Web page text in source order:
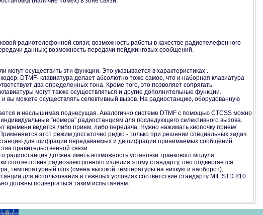
радиотелефонной связи; возможность работы в качестве радиотелефонного
данных; возможность передачи пейджинговых сообщений.
осуществить эти функции. Это указывается в характеристиках .
DTMF- клавиатура делает абсолютно тоже самое, что и наборная клавиатура
два определенных тона. Кроме того, это позволяет сопрягать
могут также осуществляться и другие дополнительные функции.
вы можете осуществлять селективный вызов. На радиостанцию, оборудованную
и неслышимая поднесущая. Аналогично системе DTMF с помощью CTCSS можно
“номера” радиостанциям для последующего селективного вызова.
ведется либо прием, либо передача. Нужно нажимать кнопочку прием/
этот режим достаточно редко - только при решении специальных задач.
для шифрации передаваемых и дешифрации принимаемых сообщений.
правительственной связи.
должна иметь возможность установки транкового модуля.
радиоэлектронного изделия этому стандарту, оно подвергается
температурный шок (смена высокой температуры на низкую и наоборот),
для использования в тяжелых условиях соответствие стандарту MIL STD 810
должны подвергаться таким испытаниям.